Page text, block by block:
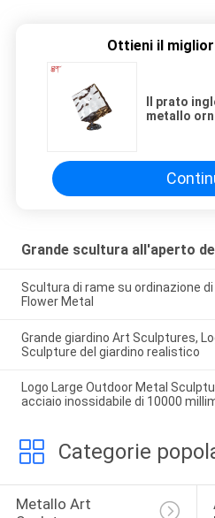
Ottieni il
Il prato
metallo
Garden
inossidabile
Grande scultura all'aperto
Scultura di rame su ordinazione
Flower Metal
Grande giardino Art Sculptures,
Sculpture del giardino realistico
Logo Large Outdoor Metal
acciaio inossidabile di 10000
Categorie
Metallo Art